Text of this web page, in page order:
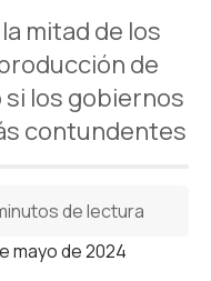
mitad de los
de
los gobiernos
contundentes
mayo de 2024
de lectura